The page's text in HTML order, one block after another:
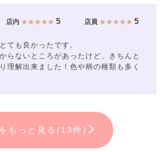
店内★★★★★ 5 店員 ★★★★★5
ても良かったです。
らないところがあったけど、きちんと
理解出来ました！色や柄の種類も多く
もっと見る(13件)